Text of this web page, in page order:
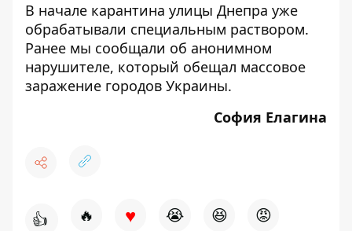
В начале карантина улицы Днепра уже
обрабатывали специальным раствором.
Ранее мы сообщали об анонимном
нарушителе, который обещал массовое
заражение городов Украины.
София Елагина
👍 🔥 ♥ 😭 😆 😡